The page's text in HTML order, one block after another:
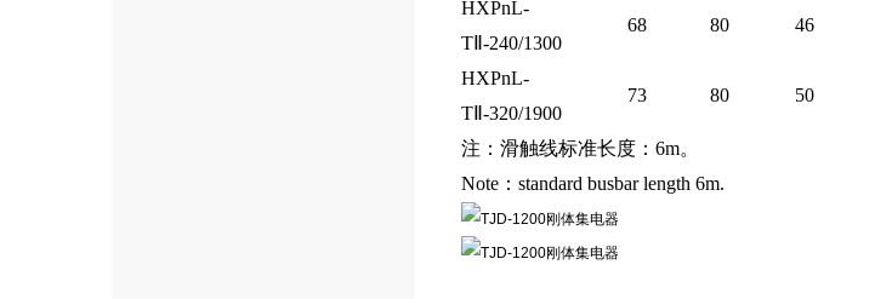
HXPnL-
TⅡ-240/1300
68 80 46
HXPnL-
TⅡ-320/1900
73 80 50
注：滑触线标准长度：6m。
Note：standard busbar length 6m.